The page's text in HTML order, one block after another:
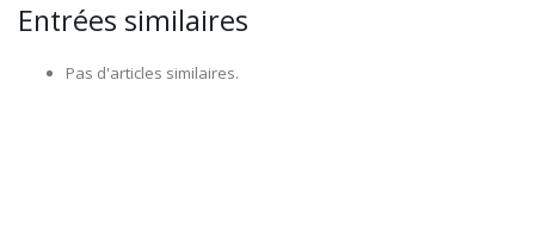
Entrées similaires
Pas d'articles similaires.